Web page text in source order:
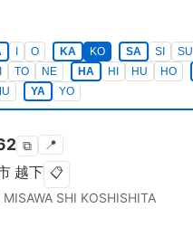
O KA KO SA SI SU
TO NE HA HI HU HO
YA YO
⧉ 📍
越下 📋
MISAWA SHI KOSHISHITA